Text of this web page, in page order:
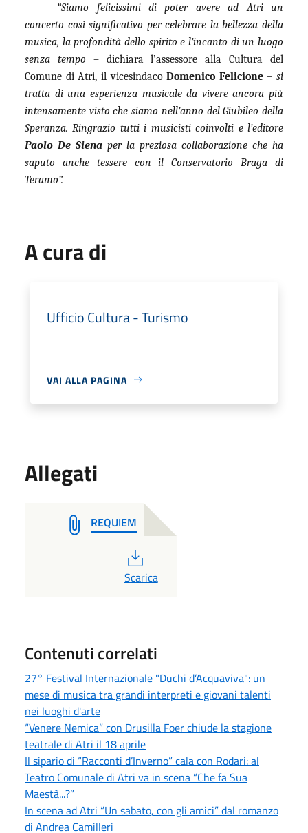
“Siamo felicissimi di poter avere ad Atri un
concerto così significativo per celebrare la bellezza della
musica, la profondità dello spirito e l’incanto di un luogo
senza tempo – dichiara l’assessore alla Cultura del
Comune di Atri, il vicesindacoDomenico Felicione– si
tratta di una esperienza musicale da vivere ancora più
intensamente visto che siamo nell’anno del Giubileo della
Speranza. Ringrazio tutti i musicisti coinvolti e l’editore
Paolo De Siena per la preziosa collaborazione che ha
saputo anche tessere con il Conservatorio Braga di
Teramo”.
A cura di
Ufficio Cultura - Turismo
VAI ALLA PAGINA
Allegati
REQUIEM
PDF
Scarica
Contenuti correlati
27° Festival Internazionale "Duchi d’Acquaviva": un
mese di musica tra grandi interpreti e giovani talenti
nei luoghi d'arte
“Venere Nemica” con Drusilla Foer chiude la stagione
teatrale di Atri il 18 aprile
Il sipario di “Racconti d’Inverno” cala con Rodari: al
Teatro Comunale di Atri va in scena “Che fa Sua
Maestà...?”
In scena ad Atri “Un sabato, con gli amici” dal romanzo
di Andrea Camilleri